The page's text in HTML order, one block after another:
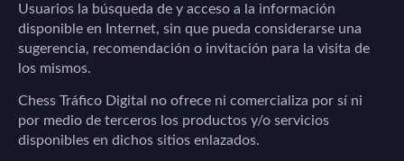
Usuarios la búsqueda de y acceso a la información
disponible en Internet, sin que pueda considerarse una
sugerencia, recomendación o invitación para la visita de
los mismos.
Chess Tráfico Digital
no ofrece ni comercializa por sí ni
por medio de terceros los productos y/o servicios
disponibles en dichos sitios enlazados.